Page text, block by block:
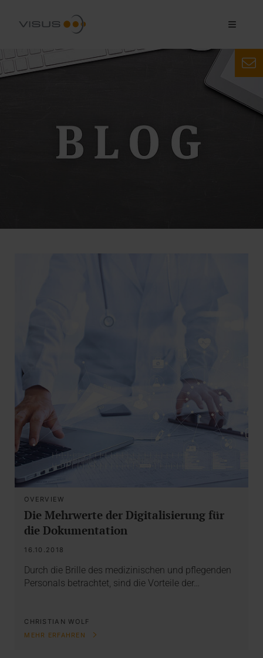
OVERVIEW
Die Mehrwerte der Digitalisierung für
die Dokumentation
16.10.2018
Durch die Brille des medizinischen und pflegenden
Personals betrachtet, sind die Vorteile der…
CHRISTIAN WOLF
MEHR ERFAHREN